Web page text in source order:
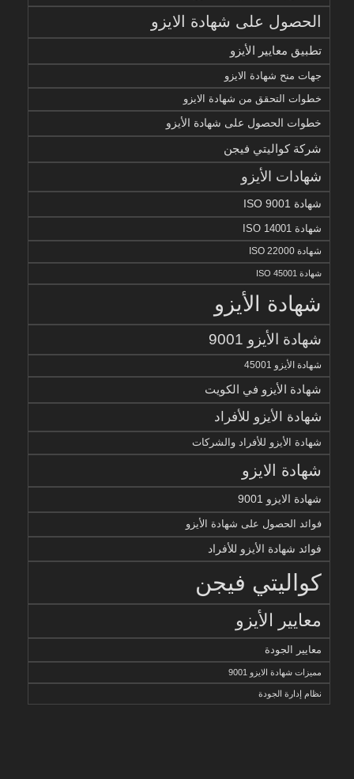
الحصول على شهادة الايزو
تطبيق معايير الأيزو
جهات منح شهادة الايزو
خطوات التحقق من شهادة الايزو
خطوات الحصول على شهادة الأيزو
شركة كواليتي فيجن
شهادات الأيزو
شهادة ISO 9001
شهادة ISO 14001
شهادة ISO 22000
شهادة ISO 45001
شهادة الأيزو
شهادة الأيزو 9001
شهادة الأيزو 45001
شهادة الأيزو في الكويت
شهادة الأيزو للأفراد
شهادة الأيزو للأفراد والشركات
شهادة الايزو
شهادة الايزو 9001
فوائد الحصول على شهادة الأيزو
فوائد شهادة الأيزو للأفراد
كواليتي فيجن
معايير الأيزو
معايير الجودة
مميزات شهادة الايزو 9001
نظام إدارة الجودة